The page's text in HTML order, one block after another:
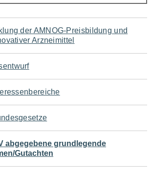
der AMNOG-Preisbildung und
Arzneimittel
abgegebene grundlegende
Gutachten